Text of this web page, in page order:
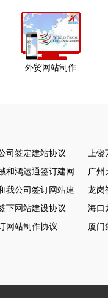
外贸网站制作
司签定建站协议
上
和鸿运通签订建网站项目
广州
我公司签订网站建设协议
龙岗
下网站建设协议
海口
网站制作协议
厦门